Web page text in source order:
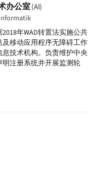
办公室(AI)
年WAD转置法实施公共
及移动应用程序无障碍工作
息技术机构。负责维护中央
明注册系统并开展监测轮